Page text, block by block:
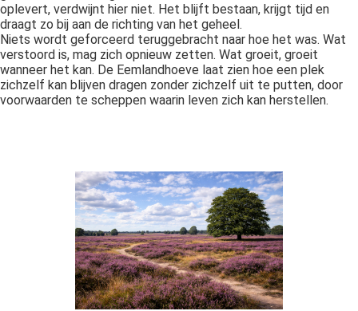
oplevert, verdwijnt hier niet. Het blijft bestaan, krijgt tijd en
draagt zo bij aan de richting van het geheel.
Niets wordt geforceerd teruggebracht naar hoe het was. Wat
verstoord is, mag zich opnieuw zetten. Wat groeit, groeit
wanneer het kan. De Eemlandhoeve laat zien hoe een plek
zichzelf kan blijven dragen zonder zichzelf uit te putten, door
voorwaarden te scheppen waarin leven zich kan herstellen.